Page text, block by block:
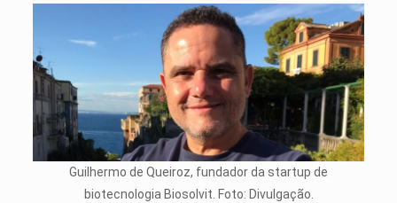
Guilhermo de Queiroz, fundador da startup de
biotecnologia Biosolvit. Foto: Divulgação.